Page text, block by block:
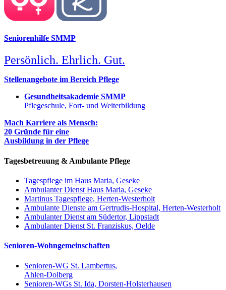
Seniorenhilfe SMMP
Persönlich. Ehrlich. Gut.
Stellenangebote im Bereich Pflege
Gesundheitsakademie SMMP
Pflegeschule, Fort- und Weiterbildung
Mach Karriere als Mensch:
20 Gründe für eine
Ausbildung in der Pflege
Tagesbetreuung & Ambulante Pflege
Tagespflege im Haus Maria, Geseke
Ambulanter Dienst Haus Maria, Geseke
Martinus Tagespflege, Herten-Westerholt
Ambulante Dienste am Gertrudis-Hospital, Herten-Westerholt
Ambulanter Dienst am Südertor, Lippstadt
Ambulanter Dienst St. Franziskus, Oelde
Senioren-Wohngemeinschaften
Senioren-WG St. Lambertus,
Ahlen-Dolberg
Senioren-WGs St. Ida, Dorsten-Holsterhausen